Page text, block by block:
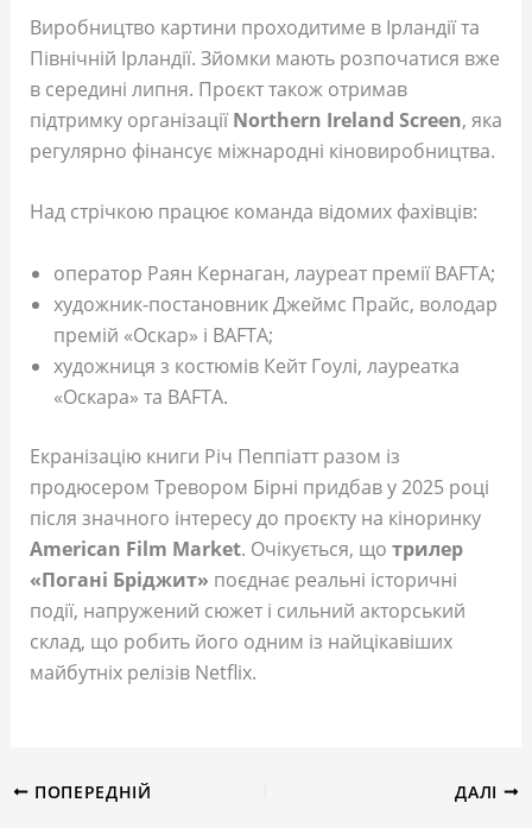
Виробництво картини проходитиме в Ірландії та
Північній Ірландії. Зйомки мають розпочатися вже
в середині липня. Проєкт також отримав
підтримку організації Northern Ireland Screen, яка
регулярно фінансує міжнародні кіновиробництва.
Над стрічкою працює команда відомих фахівців:
оператор Раян Кернаган, лауреат премії BAFTA;
художник-постановник Джеймс Прайс, володар
премій «Оскар» і BAFTA;
художниця з костюмів Кейт Гоулі, лауреатка
«Оскара» та BAFTA.
Екранізацію книги Річ Пеппіатт разом із
продюсером Тревором Бірні придбав у 2025 році
після значного інтересу до проєкту на кіноринку
American Film Market. Очікується, що трилер
«Погані Бріджит» поєднає реальні історичні
події, напружений сюжет і сильний акторський
склад, що робить його одним із найцікавіших
майбутніх релізів Netflix.
ПОПЕРЕДНІЙ ДАЛІ